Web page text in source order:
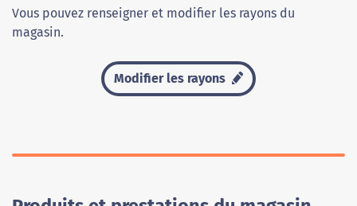
Vous pouvez renseigner et modifier les rayons du
magasin.
Modifier les rayons